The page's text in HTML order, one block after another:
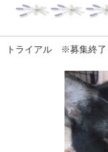
トライアル ※募集終